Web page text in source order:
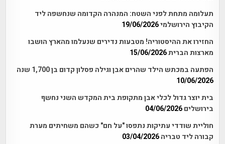
תעלומה מתחת לפני השטח: המנהרה הקדומה שנחשפה ליד
הקיבוץ הירושלמי19/06/2026
החזירו את ההיסטוריה! מטבעות נדירים שנעלמו מהארץ הושבו
מארצות הברית15/06/2026
הפתעה במכתש הילד שהרים אבן וגילה פסלון קדום בן 1,700 שנה
10/06/2026
בית יוצר גדול לכלי אבן מתקופת בית המקדש השני נחשף
בירושלים 04/06/2026
חוליית שודדי עתיקות נתפסו "על חם" כשהם משחיתים מערת
קבורה ליד טבריה 03/04/2026